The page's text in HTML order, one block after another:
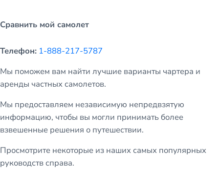
Сравнить мой самолет
Телефон: 1-888-217-5787
Мы поможем вам найти лучшие варианты чартера и
аренды частных самолетов.
Мы предоставляем независимую непредвзятую
информацию, чтобы вы могли принимать более
взвешенные решения о путешествии.
Просмотрите некоторые из наших самых популярных
руководств справа.